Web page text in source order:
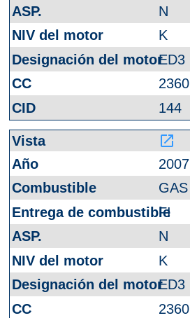
N
K
ED3
2360
144
launch
2007
GAS
FI
N
K
ED3
2360